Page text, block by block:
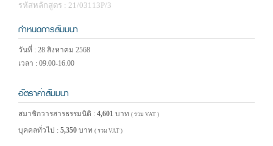
รหัสหลักสูตร : 21/03113P/3
กำหนดการสัมมนา
วันที่ : 28 สิงหาคม 2568
เวลา : 09.00-16.00
อัตราค่าสัมมนา
สมาชิกวารสารธรรมนิติ : 4,601 บาท ( รวม VAT )
บุคคลทั่วไป : 5,350 บาท ( รวม VAT )